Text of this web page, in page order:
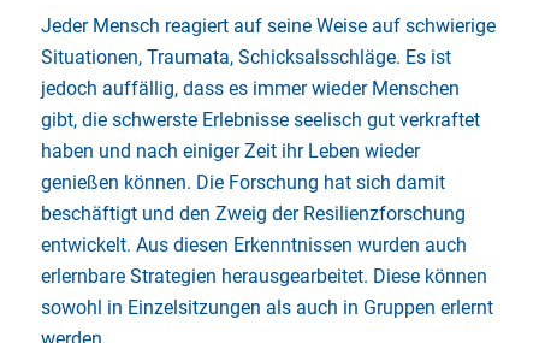
Jeder Mensch reagiert auf seine Weise auf schwierige
Situationen, Traumata, Schicksalsschläge. Es ist
jedoch auffällig, dass es immer wieder Menschen
gibt, die schwerste Erlebnisse seelisch gut verkraftet
haben und nach einiger Zeit ihr Leben wieder
genießen können. Die Forschung hat sich damit
beschäftigt und den Zweig der Resilienzforschung
entwickelt. Aus diesen Erkenntnissen wurden auch
erlernbare Strategien herausgearbeitet. Diese können
sowohl in Einzelsitzungen als auch in Gruppen erlernt